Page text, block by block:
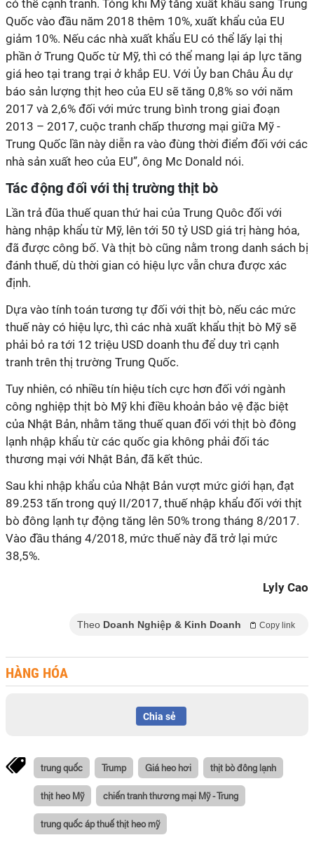
có thể cạnh tranh. Tỏng khi Mỹ tăng xuất khẩu sang Trung
Quốc vào đầu năm 2018 thêm 10%, xuất khẩu của EU
giảm 10%. Nếu các nhà xuất khẩu EU có thể lấy lại thị
phần ở Trung Quốc từ Mỹ, thì có thể mang lại áp lực tăng
giá heo tại trang trại ở khắp EU. Với Ủy ban Châu Âu dự
báo sản lượng thịt heo của EU sẽ tăng 0,8% so với năm
2017 và 2,6% đối với mức trung bình trong giai đoạn
2013 – 2017, cuộc tranh chấp thương mại giữa Mỹ -
Trung Quốc lần này diễn ra vào đùng thời điểm đối với các
nhà sản xuất heo của EU”, ông Mc Donald nói.
Tác động đối với thị trường thịt bò
Lần trả đũa thuế quan thứ hai của Trung Quôc đối với
hàng nhập khẩu từ Mỹ, lên tới 50 tỷ USD giá trị hàng hóa,
đã được công bố. Và thịt bò cũng nằm trong danh sách bị
đánh thuế, dù thời gian có hiệu lực vẫn chưa được xác
định.
Dựa vào tính toán tương tự đối với thịt bò, nếu các mức
thuế này có hiệu lực, thì các nhà xuất khẩu thịt bò Mỹ sẽ
phải bỏ ra tới 12 triệu USD doanh thu để duy trì cạnh
tranh trên thị trường Trung Quốc.
Tuy nhiên, có nhiều tín hiệu tích cực hơn đối với ngành
công nghiệp thịt bò Mỹ khi điều khoản bảo vệ đặc biệt
của Nhật Bản, nhằm tăng thuế quan đối với thịt bò đông
lạnh nhập khẩu từ các quốc gia không phải đối tác
thương mại với Nhật Bản, đã kết thúc.
Sau khi nhập khẩu của Nhật Bản vượt mức giới hạn, đạt
89.253 tấn trong quý II/2017, thuế nhập khẩu đối với thịt
bò đông lạnh tự động tăng lên 50% trong tháng 8/2017.
Vào đầu tháng 4/2018, mức thuế này đã trở lại mức
38,5%.
Lyly Cao
Theo Doanh Nghiệp & Kinh Doanh Copy link
HÀNG HÓA
Chia sẻ
trung quốc Trump Giá heo hơi thịt bò đông lạnh
thịt heo Mỹ chiến tranh thương mại Mỹ - Trung
trung quốc áp thuế thịt heo mỹ